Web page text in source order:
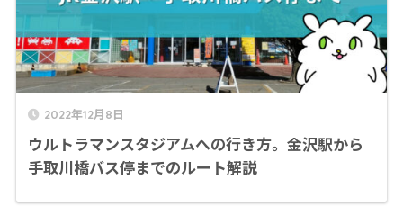
2022年12月8日
ウルトラマンスタジアムへの行き方。金沢駅から
手取川橋バス停までのルート解説